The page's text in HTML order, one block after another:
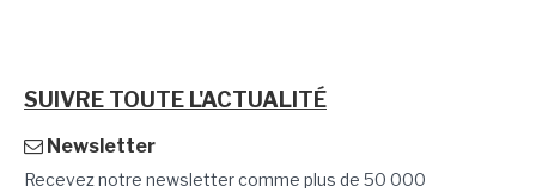
SUIVRE TOUTE L'ACTUALITÉ
Newsletter
Recevez notre newsletter comme plus de 50 000